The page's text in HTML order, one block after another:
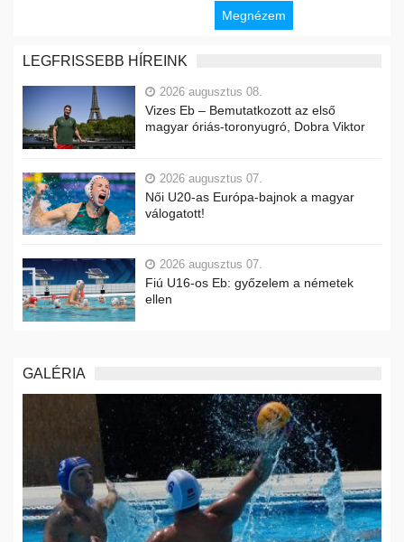
Megnézem
LEGFRISSEBB HÍREINK
2026 augusztus 08.
Vizes Eb – Bemutatkozott az első
magyar óriás-toronyugró, Dobra Viktor
2026 augusztus 07.
Női U20-as Európa-bajnok a magyar
válogatott!
2026 augusztus 07.
Fiú U16-os Eb: győzelem a németek
ellen
GALÉRIA